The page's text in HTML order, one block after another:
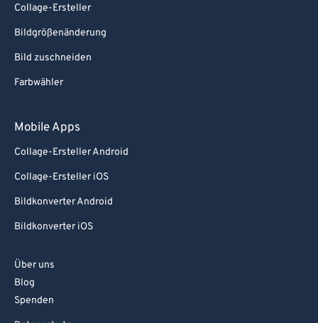
Collage-Ersteller
Bildgrößenänderung
Bild zuschneiden
Farbwähler
Mobile Apps
Collage-Ersteller Android
Collage-Ersteller iOS
Bildkonverter Android
Bildkonverter iOS
Über uns
Blog
Spenden